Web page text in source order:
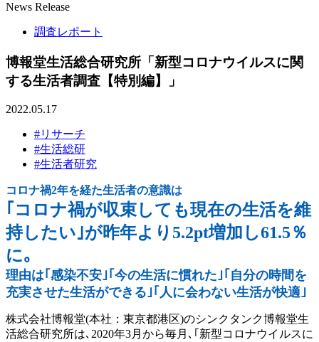
News Release
調査レポート
博報堂生活総合研究所「新型コロナウイルスに関
する生活者調査【特別編】」
2022.05.17
#リサーチ
#生活総研
#生活者研究
コロナ禍2年を経た生活者の意識は
｢コロナ禍が収束しても現在の生活を維
持したい｣が昨年より5.2pt増加し61.5％
に｡
理由は｢感染不安｣｢今の生活に慣れた｣｢自分の時間を
充実させた生活ができる｣｢人に会わない生活が快適｣
株式会社博報堂(本社：東京都港区)のシンクタンク博報堂生
活総合研究所は､2020年3月から毎月､｢新型コロナウイルスに